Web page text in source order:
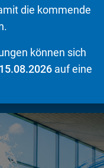
die kommende
können sich
15.08.2026 auf eine